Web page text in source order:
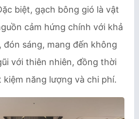
biệt, gạch bông gió là vật
cảm hứng chính với khả
đón sáng, mang đến không
với thiên nhiên, đồng thời
kiệm năng lượng và chi phí.